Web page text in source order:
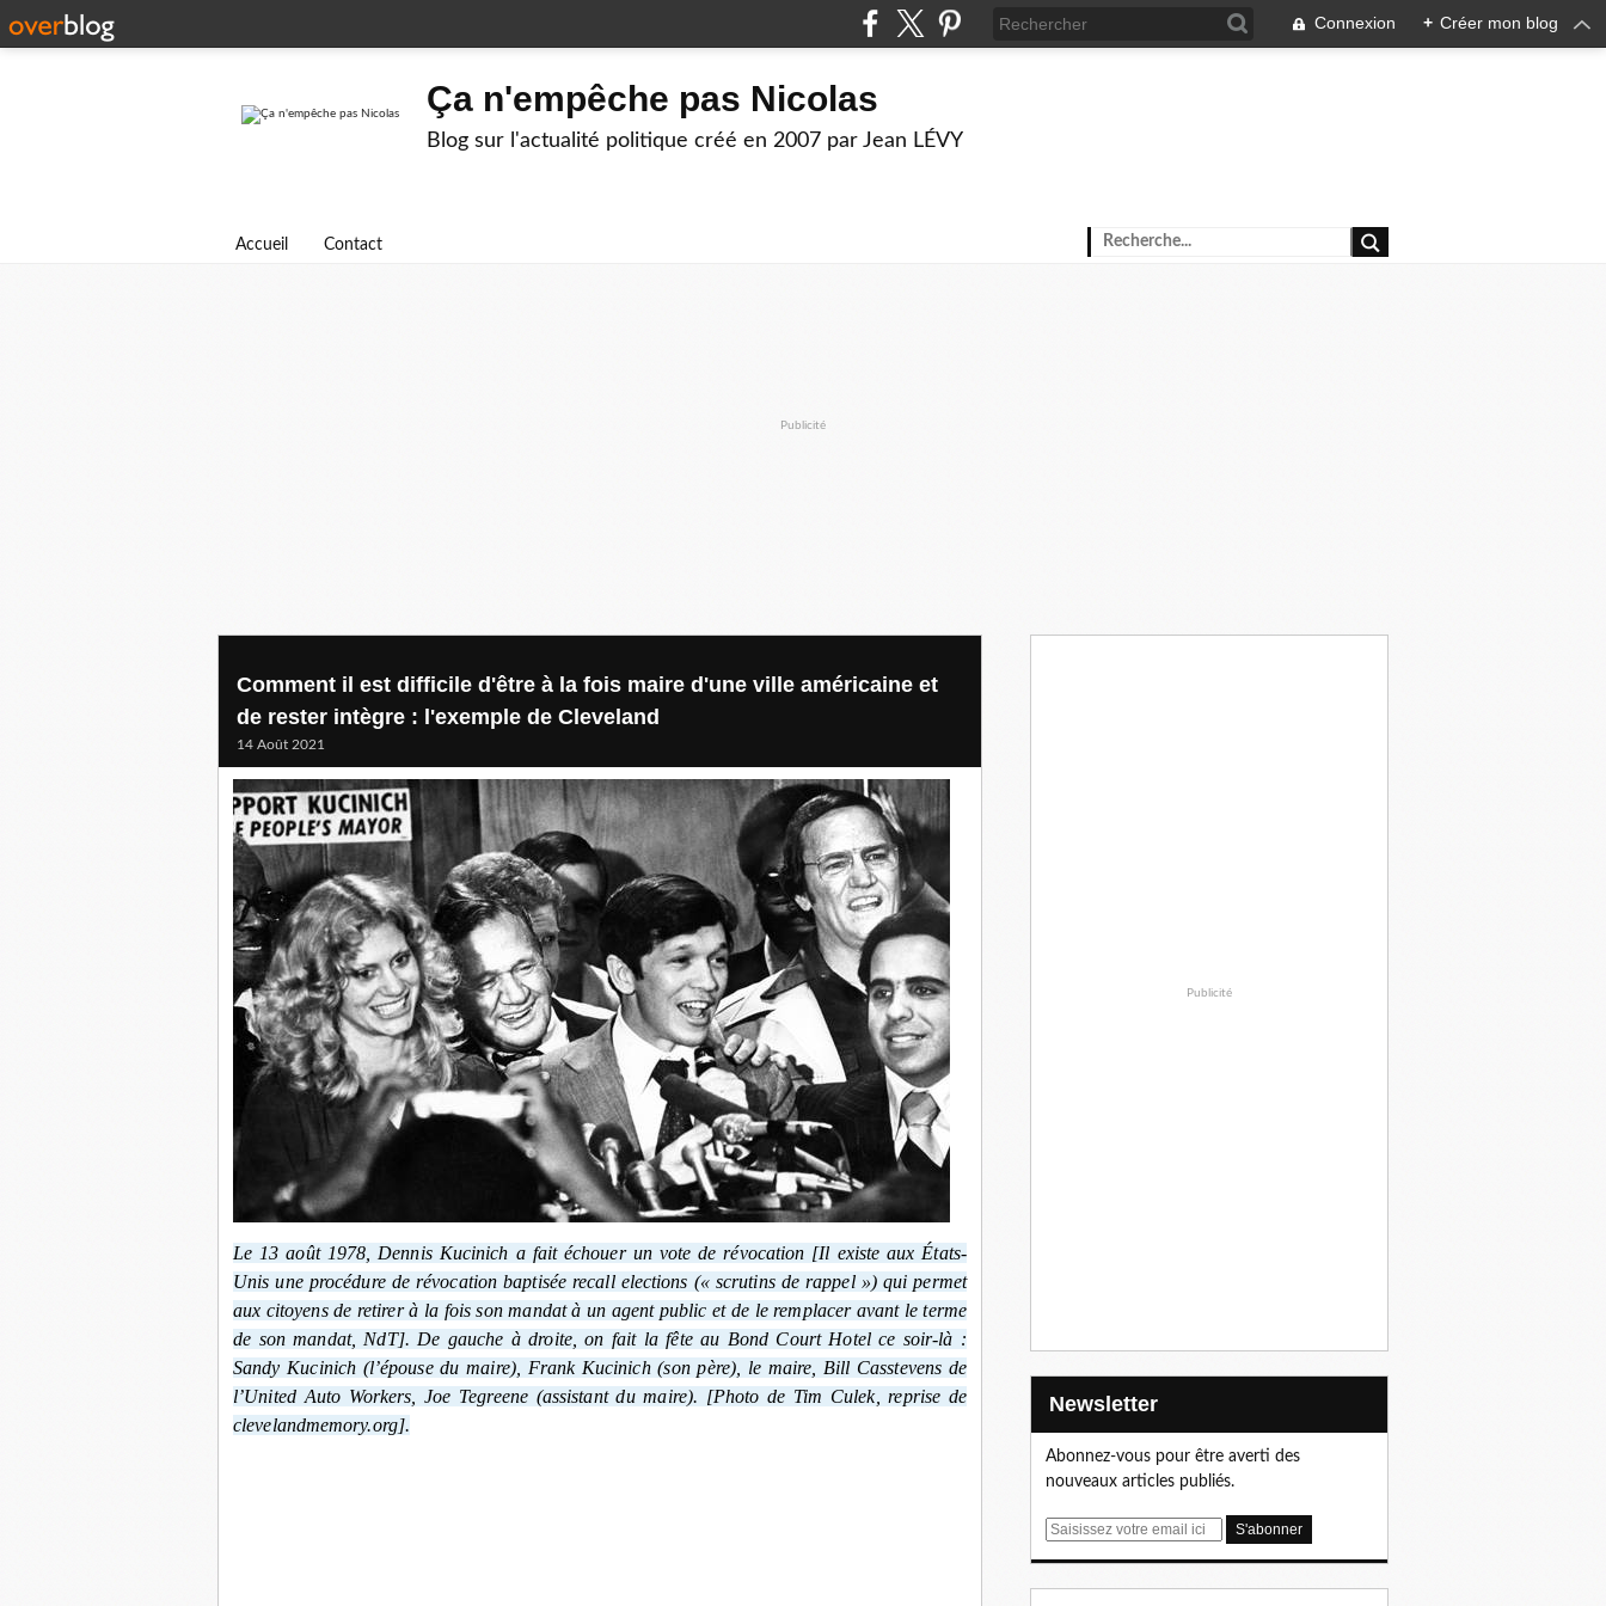
Connexion + Créer mon blog
Ça n'empêche pas Nicolas
Blog sur l'actualité politique créé en 2007 par Jean LÉVY
Accueil Contact
Publicité
Comment il est difficile d'être à la fois maire d'une ville américaine et
de rester intègre : l'exemple de Cleveland
14 Août 2021
Le 13 août 1978, Dennis Kucinich a fait échouer un vote de révocation [Il existe aux États-
Unis une procédure de révocation baptisée recall elections (« scrutins de rappel ») qui permet
aux citoyens de retirer à la fois son mandat à un agent public et de le remplacer avant le terme
de son mandat, NdT]. De gauche à droite, on fait la fête au Bond Court Hotel ce soir-là :
Sandy Kucinich (l’épouse du maire), Frank Kucinich (son père), le maire, Bill Casstevens de
l’United Auto Workers, Joe Tegreene (assistant du maire). [Photo de Tim Culek, reprise de
clevelandmemory.org].
Publicité
Newsletter
Abonnez-vous pour être averti des
nouveaux articles publiés.
E